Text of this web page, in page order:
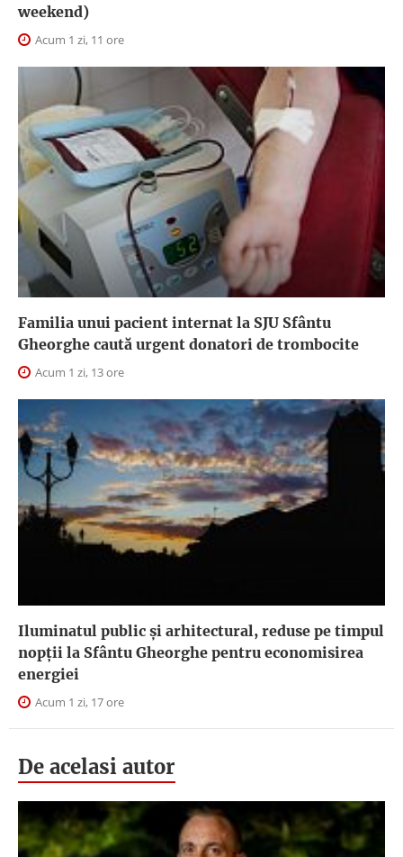
weekend)
Acum 1 zi, 11 ore
Familia unui pacient internat la SJU Sfântu
Gheorghe caută urgent donatori de trombocite
Acum 1 zi, 13 ore
Iluminatul public şi arhitectural, reduse pe timpul
nopţii la Sfântu Gheorghe pentru economisirea
energiei
Acum 1 zi, 17 ore
De acelasi autor